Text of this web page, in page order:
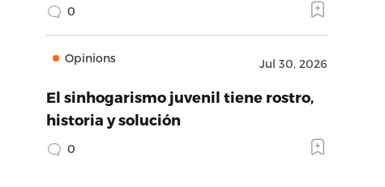
0
Opinions Jul 30, 2026
El sinhogarismo juvenil tiene rostro,
historia y solución
0